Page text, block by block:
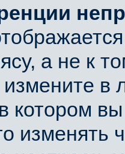
а не к
в
котором
изменять